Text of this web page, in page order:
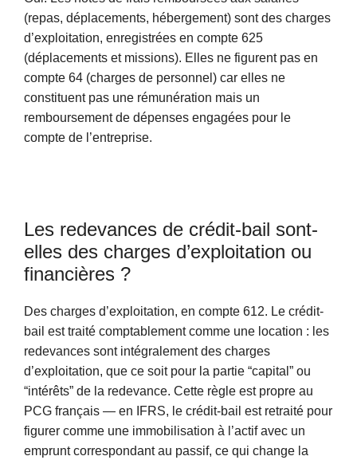
(repas, déplacements, hébergement) sont des charges
d’exploitation, enregistrées en compte 625
(déplacements et missions). Elles ne figurent pas en
compte 64 (charges de personnel) car elles ne
constituent pas une rémunération mais un
remboursement de dépenses engagées pour le
compte de l’entreprise.
Les redevances de crédit-bail sont-
elles des charges d’exploitation ou
financières ?
Des charges d’exploitation, en compte 612. Le crédit-
bail est traité comptablement comme une location : les
redevances sont intégralement des charges
d’exploitation, que ce soit pour la partie “capital” ou
“intérêts” de la redevance. Cette règle est propre au
PCG français — en IFRS, le crédit-bail est retraité pour
figurer comme une immobilisation à l’actif avec un
emprunt correspondant au passif, ce qui change la